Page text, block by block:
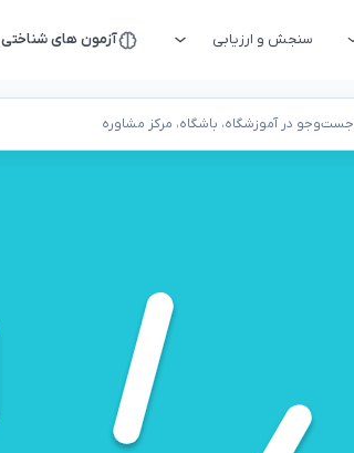
سنجش و ارزیابی آزمون های شناختی
جست‌وجو در آموزشگاه، باشگاه، مرکز مشاوره